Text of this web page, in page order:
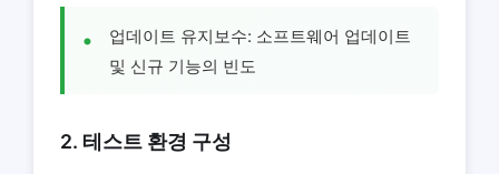
업데이트 유지보수: 소프트웨어 업데이트
및 신규 기능의 빈도
2. 테스트 환경 구성